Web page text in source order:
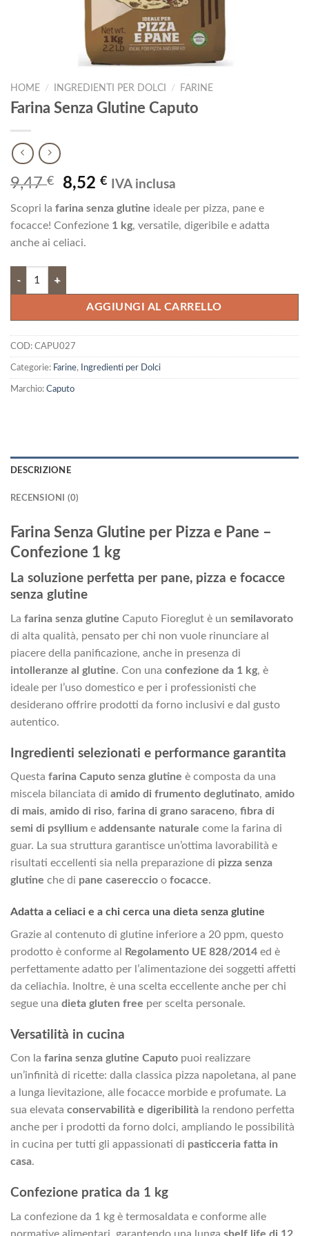
HOME / INGREDIENTI PER DOLCI / FARINE
Farina Senza Glutine Caputo
9,47€
Il
originale
era:
9,47 €.
8,52€Il
prezzo
attuale
è:
IVA inclusa
Scopri la farina senza glutine ideale per pizza, pane e
focacce! Confezione 1 kg, versatile, digeribile e adatta
anche ai celiaci.
Farina Senza Glutine Caputo quantità
AGGIUNGI AL CARRELLO
COD: CAPU027
Categorie: Farine, Ingredienti per Dolci
Marchio: Caputo
DESCRIZIONE
RECENSIONI (0)
Farina Senza Glutine per Pizza e Pane –
Confezione 1 kg
La soluzione perfetta per pane, pizza e focacce
senza glutine
La farina senza glutine Caputo Fioreglut è un semilavorato
di alta qualità, pensato per chi non vuole rinunciare al
piacere della panificazione, anche in presenza di
intolleranze al glutine. Con una confezione da 1 kg, è
ideale per l’uso domestico e per i professionisti che
desiderano offrire prodotti da forno inclusivi e dal gusto
autentico.
Ingredienti selezionati e performance garantita
Questa farina Caputo senza glutine è composta da una
miscela bilanciata di amido di frumento deglutinato, amido
di mais, amido di riso, farina di grano saraceno, fibra di
semi di psyllium e addensante naturale come la farina di
guar. La sua struttura garantisce un’ottima lavorabilità e
risultati eccellenti sia nella preparazione di pizza senza
glutine che di pane casereccio o focacce.
Adatta a celiaci e a chi cerca una dieta senza glutine
Grazie al contenuto di glutine inferiore a 20 ppm, questo
prodotto è conforme al
Regolamento UE 828/2014 ed è
perfettamente adatto per l’alimentazione dei soggetti affetti
da celiachia. Inoltre, è una scelta eccellente anche per chi
segue una dieta gluten free per scelta personale.
Versatilità in cucina
Con la farina senza glutine Caputo puoi realizzare
un’infinità di ricette: dalla classica pizza napoletana, al pane
a lunga lievitazione, alle focacce morbide e profumate. La
sua elevata conservabilità e digeribilità la rendono perfetta
anche per i prodotti da forno dolci, ampliando le possibilità
in cucina per tutti gli appassionati di pasticceria fatta in
casa.
Confezione pratica da 1 kg
La confezione da 1 kg è termosaldata e conforme alle
normative alimentari, garantendo una lunga shelf life di 12